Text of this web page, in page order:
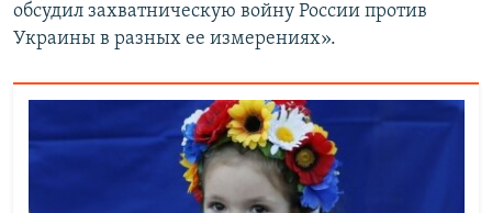
обсудил захватническую войну России против
Украины в разных ее измерениях».